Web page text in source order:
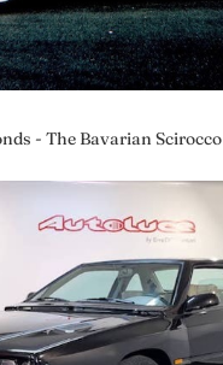
- The Bavarian Scirocco